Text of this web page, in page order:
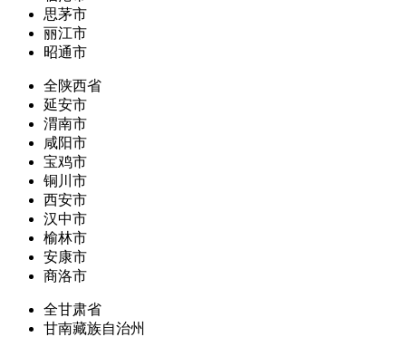
思茅市
丽江市
昭通市
全陕西省
延安市
渭南市
咸阳市
宝鸡市
铜川市
西安市
汉中市
榆林市
安康市
商洛市
全甘肃省
甘南藏族自治州